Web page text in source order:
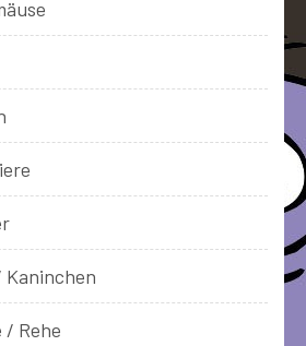
Kaninchen
/ Rehe